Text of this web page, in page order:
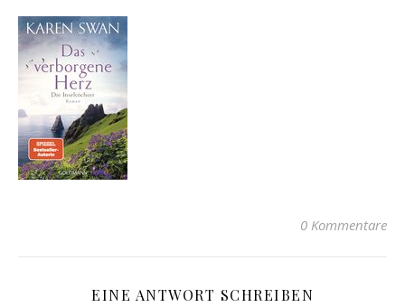
0 Kommentare
EINE ANTWORT SCHREIBEN